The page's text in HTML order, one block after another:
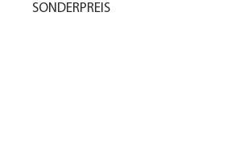
SONDERPREIS